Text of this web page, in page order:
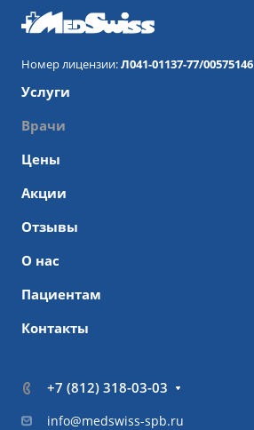
Номер лицензии:Л041-01137-77/00575146
Услуги
Врачи
Цены
Акции
Отзывы
О нас
Пациентам
Контакты
+7 (812) 318-03-03
info@medswiss-spb.ru